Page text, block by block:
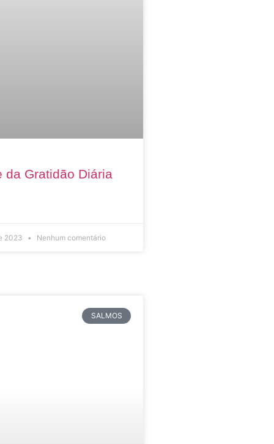
da Gratidão Diária
2023 Nenhum comentário
SALMOS